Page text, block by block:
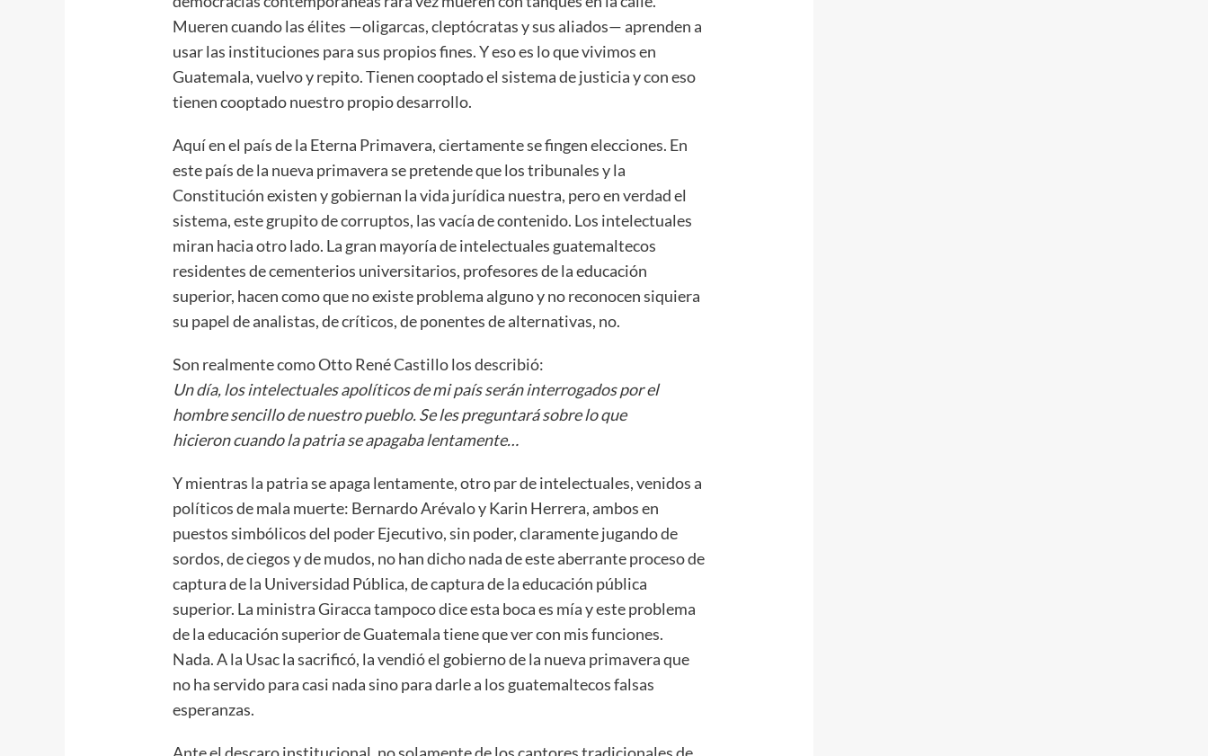
Mueren cuando las élites —oligarcas, cleptócratas y sus aliados— aprenden a
usar las instituciones para sus propios fines. Y eso es lo que vivimos en
Guatemala, vuelvo y repito. Tienen cooptado el sistema de justicia y con eso
tienen cooptado nuestro propio desarrollo.
Aquí en el país de la Eterna Primavera, ciertamente se fingen elecciones. En
este país de la nueva primavera se pretende que los tribunales y la
Constitución existen y gobiernan la vida jurídica nuestra, pero en verdad el
sistema, este grupito de corruptos, las vacía de contenido. Los intelectuales
miran hacia otro lado. La gran mayoría de intelectuales guatemaltecos
residentes de cementerios universitarios, profesores de la educación
superior, hacen como que no existe problema alguno y no reconocen siquiera
su papel de analistas, de críticos, de ponentes de alternativas, no.
Son realmente como Otto René Castillo los describió:
Un día, los intelectuales apolíticos de mi país serán interrogados por el
hombre sencillo de nuestro pueblo. Se les preguntará sobre lo que
hicieron cuando la patria se apagaba lentamente…
Y mientras la patria se apaga lentamente, otro par de intelectuales, venidos a
políticos de mala muerte: Bernardo Arévalo y Karin Herrera, ambos en
puestos simbólicos del poder Ejecutivo, sin poder, claramente jugando de
sordos, de ciegos y de mudos, no han dicho nada de este aberrante proceso de
captura de la Universidad Pública, de captura de la educación pública
superior. La ministra Giracca tampoco dice esta boca es mía y este problema
de la educación superior de Guatemala tiene que ver con mis funciones.
Nada. A la Usac la sacrificó, la vendió el gobierno de la nueva primavera que
no ha servido para casi nada sino para darle a los guatemaltecos falsas
esperanzas.